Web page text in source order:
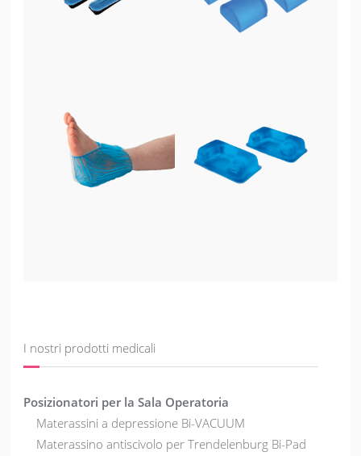
I nostri prodotti medicali
Posizionatori per la Sala Operatoria
Materassini a depressione Bi-VACUUM
Materassino antiscivolo per Trendelenburg Bi-Pad